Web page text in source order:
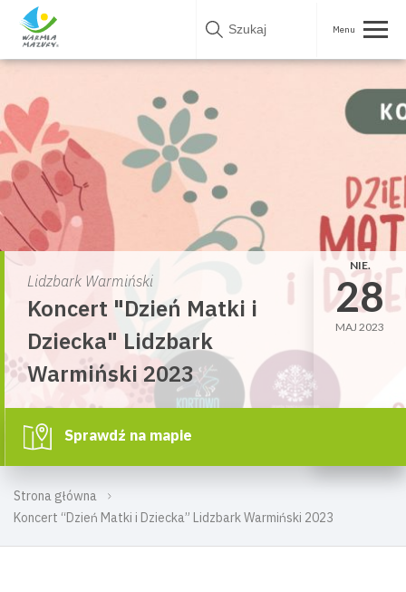
Skip
Strona główna
Koncert “Dzień Matki i Dziecka” Lidzbark Warmiński 2023
Lidzbark Warmiński
Koncert "Dzień Matki i
Dziecka" Lidzbark
Warmiński 2023
NIE.
28
MAJ 2023
Sprawdź na mapie